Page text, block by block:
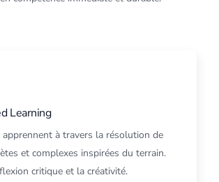
Learning
à travers la résolution de
et complexes inspirées du terrain.
critique et la créativité.